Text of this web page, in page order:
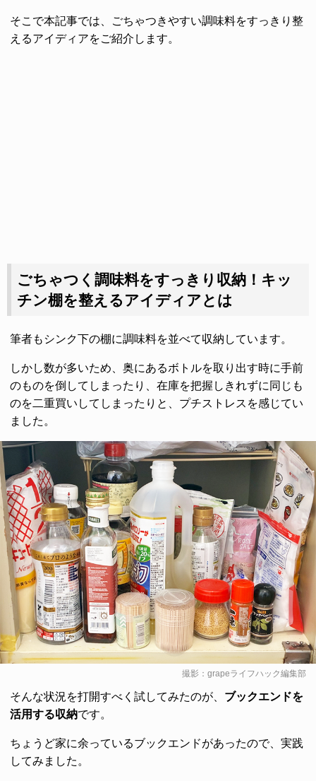
そこで本記事では、ごちゃつきやすい調味料をすっきり整
えるアイディアをご紹介します。
ごちゃつく調味料をすっきり収納！キッ
チン棚を整えるアイディアとは
筆者もシンク下の棚に調味料を並べて収納しています。
しかし数が多いため、奥にあるボトルを取り出す時に手前
のものを倒してしまったり、在庫を把握しきれずに同じも
のを二重買いしてしまったりと、プチストレスを感じてい
ました。
撮影：grapeライフハック編集部
そんな状況を打開すべく試してみたのが、 ブックエンドを
活用する収納です。
ちょうど家に余っているブックエンドがあったので、実践
してみました。